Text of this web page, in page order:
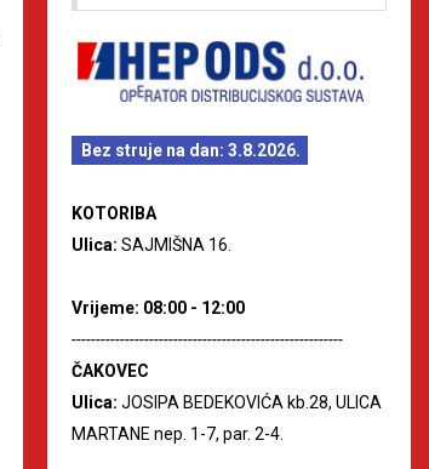
Bez struje na dan: 3.8.2026.
KOTORIBA
Ulica: SAJMIŠNA 16.
Vrijeme: 08:00 - 12:00
--------------------------------------------------------
ČAKOVEC
Ulica: JOSIPA BEDEKOVIĆA kb.28, ULICA
MARTANE nep. 1-7, par. 2-4.